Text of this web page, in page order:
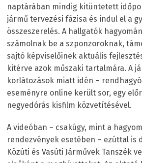
naptárában mindig kitüntetett
jármű tervezési fázisa és indul el a
összeszerelés. A hallgatók
számolnak be a szponzoroknak,
sajtó képviselőinek aktuális
kitérve azok műszaki tartalmára. A
korlátozások miatt idén –
eseményre online került sor, egy
negyedórás kisfilm közvetítésével.
A videóban – csakúgy, mint a
rendezvények esetében – ezúttal is
Közúti és Vasúti Járművek Tanszék